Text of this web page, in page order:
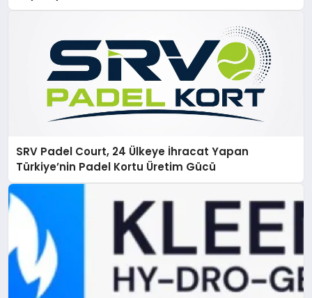
SRV Padel Court, 24 Ülkeye İhracat Yapan
Türkiye’nin Padel Kortu Üretim Gücü